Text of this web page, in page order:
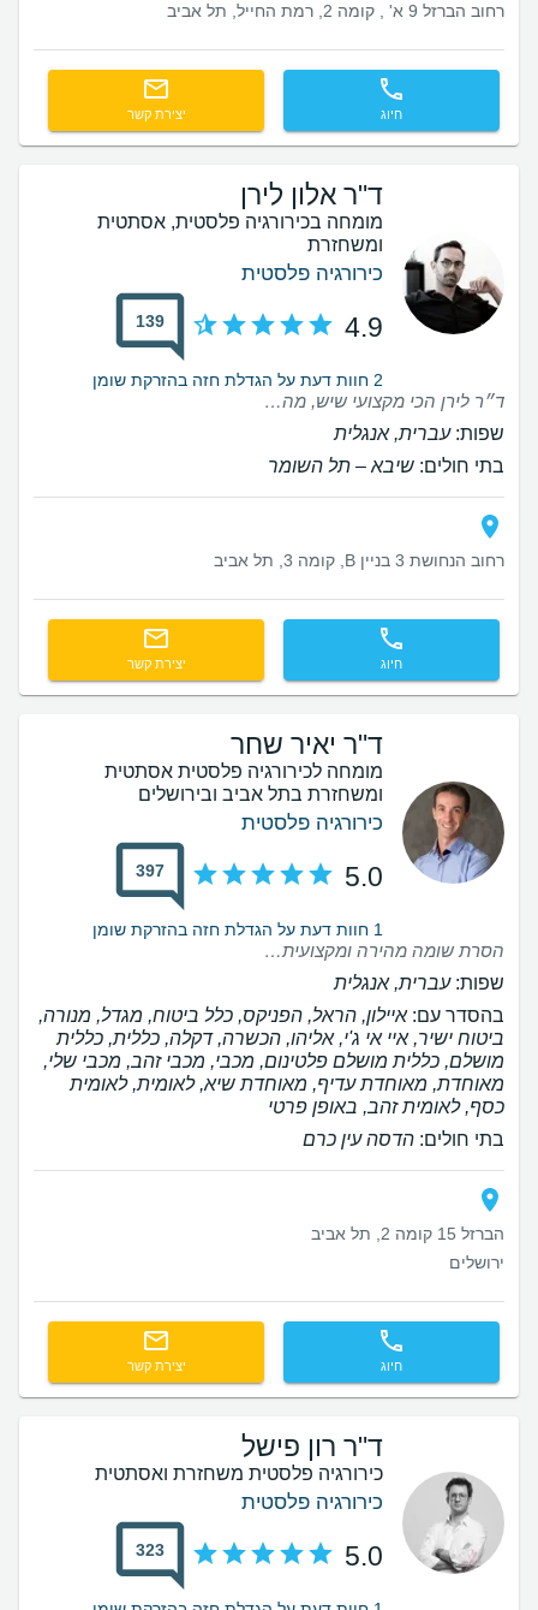
רחוב הברזל 9 א' , קומה 2, רמת החייל, תל אביב
חיוג יצירת קשר
ד"ר אלון לירן
מומחה בכירורגיה פלסטית, אסתטית
ומשחזרת
כירורגיה פלסטית
4.9
139
2 חוות דעת על הגדלת חזה בהזרקת שומן
ד״ר לירן הכי מקצועי שיש, מהשנייה הראשונה הרגשתי שאני בידיים טובות והוא הצליח להסיר כל חשש ודאגה שהייתה לי. יצאה לי התוצאה הכי טובה שיכלתי לדמיין, ואין לי ספק שהייתי יכולה לקבל את זה רק אצלו. הכי מרוצה שיש!🩷
שפות:עברית, אנגלית
בתי חולים: שיבא – תל השומר
רחוב הנחושת 3 בניין B, קומה 3, תל אביב
חיוג יצירת קשר
ד"ר יאיר שחר
מומחה לכירורגיה פלסטית אסתטית
ומשחזרת בתל אביב ובירושלים
כירורגיה פלסטית
5.0
397
1 חוות דעת על הגדלת חזה בהזרקת שומן
הסרת שומה מהירה ומקצועית. יאיר היה מעולה הסביר כל דבר ועשה עבודה מצויינת
שפות:עברית, אנגלית
בהסדר עם:איילון, הראל, הפניקס, כלל ביטוח, מגדל, מנורה,
ביטוח ישיר, איי אי ג'י, אליהו, הכשרה, דקלה, כללית, כללית
מושלם, כללית מושלם פלטינום, מכבי, מכבי זהב, מכבי שלי,
מאוחדת, מאוחדת עדיף, מאוחדת שיא, לאומית, לאומית
כסף, לאומית זהב, באופן פרטי
בתי חולים: הדסה עין כרם
הברזל 15 קומה 2, תל אביב
ירושלים
חיוג יצירת קשר
ד"ר רון פישל
כירורגיה פלסטית משחזרת ואסתטית
כירורגיה פלסטית
5.0
323